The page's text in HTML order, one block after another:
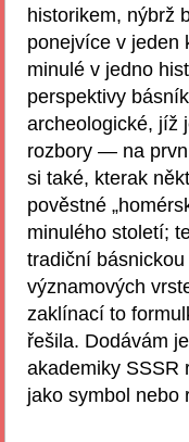
historikem, nýbrž
ponejvíce v jeden
minulé v jedno
perspektivy
archeologické, jíž
rozbory — na
si také, kterak
pověstné
minulého století;
tradiční
významových
zaklínací to
řešila. Dodávám
akademiky SSSR
jako symbol nebo